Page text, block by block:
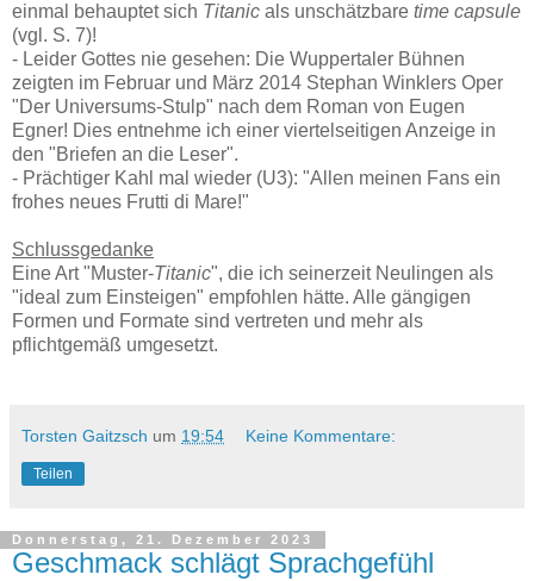
einmal behauptet sich Titanic als unschätzbare time capsule
(vgl. S. 7)!
- Leider Gottes nie gesehen: Die Wuppertaler Bühnen
zeigten im Februar und März 2014 Stephan Winklers Oper
"Der Universums-Stulp" nach dem Roman von Eugen
Egner! Dies entnehme ich einer viertelseitigen Anzeige in
den "Briefen an die Leser".
- Prächtiger Kahl mal wieder (U3): "Allen meinen Fans ein
frohes neues Frutti di Mare!"
Schlussgedanke
Eine Art "Muster-Titanic", die ich seinerzeit Neulingen als
"ideal zum Einsteigen" empfohlen hätte. Alle gängigen
Formen und Formate sind vertreten und mehr als
pflichtgemäß umgesetzt.
Torsten Gaitzsch um 19:54 Keine Kommentare:
Teilen
Donnerstag, 21. Dezember 2023
Geschmack schlägt Sprachgefühl